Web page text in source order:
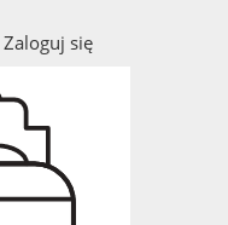
Zaloguj się